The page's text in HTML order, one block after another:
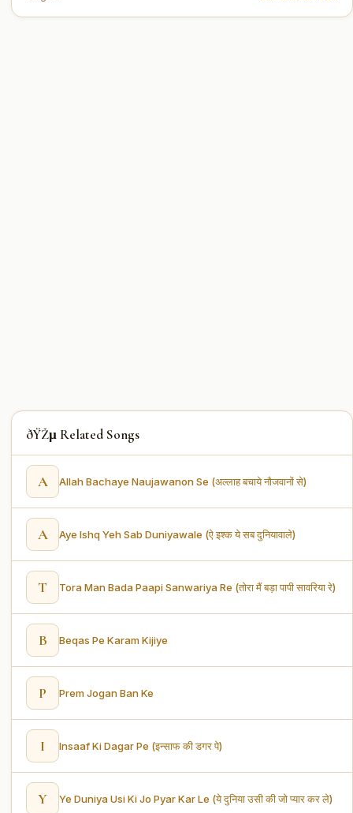
ðŸŽµ Related Songs
A Allah Bachaye Naujawanon Se (अल्लाह बचाये नौजवानों से)
A Aye Ishq Yeh Sab Duniyawale (ऐ इश्क ये सब दुनियावाले)
T Tora Man Bada Paapi Sanwariya Re (तोरा मैं बड़ा पापी सावरिया रे)
B Beqas Pe Karam Kijiye
P Prem Jogan Ban Ke
I Insaaf Ki Dagar Pe (इन्साफ की डगर पे)
Y Ye Duniya Usi Ki Jo Pyar Kar Le (ये दुनिया उसी की जो प्यार कर ले)